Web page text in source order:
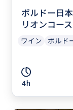
ボルドー日
リオンコース
ワイン ボルド
4h